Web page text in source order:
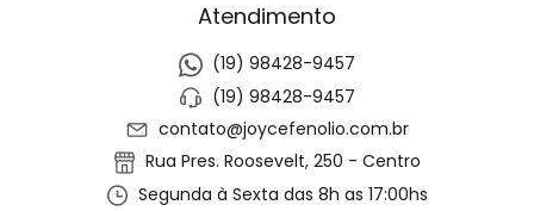
Atendimento
(19) 98428-9457
(19) 98428-9457
contato@joycefenolio.com.br
Rua Pres. Roosevelt, 250 - Centro
Segunda à Sexta das 8h as 17:00hs